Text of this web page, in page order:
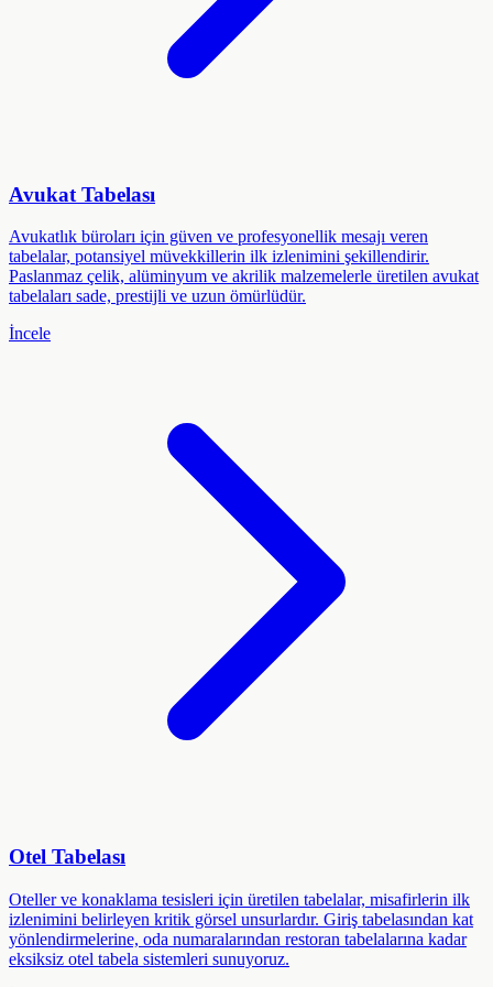
Avukat Tabelası
Avukatlık büroları için güven ve profesyonellik mesajı veren
tabelalar, potansiyel müvekkillerin ilk izlenimini şekillendirir.
Paslanmaz çelik, alüminyum ve akrilik malzemelerle üretilen avukat
tabelaları sade, prestijli ve uzun ömürlüdür.
İncele
Otel Tabelası
Oteller ve konaklama tesisleri için üretilen tabelalar, misafirlerin ilk
izlenimini belirleyen kritik görsel unsurlardır. Giriş tabelasından kat
yönlendirmelerine, oda numaralarından restoran tabelalarına kadar
eksiksiz otel tabela sistemleri sunuyoruz.